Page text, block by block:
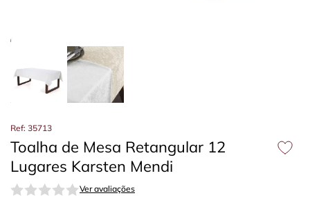
Ref: 35713
Toalha de Mesa Retangular 12
Lugares Karsten Mendi
Ver avaliações